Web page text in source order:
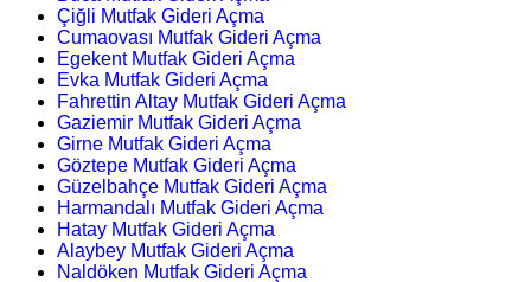
Çiğli Mutfak Gideri Açma
Cumaovası Mutfak Gideri Açma
Egekent Mutfak Gideri Açma
Evka Mutfak Gideri Açma
Fahrettin Altay Mutfak Gideri Açma
Gaziemir Mutfak Gideri Açma
Girne Mutfak Gideri Açma
Göztepe Mutfak Gideri Açma
Güzelbahçe Mutfak Gideri Açma
Harmandalı Mutfak Gideri Açma
Hatay Mutfak Gideri Açma
Alaybey Mutfak Gideri Açma
Naldöken Mutfak Gideri Açma